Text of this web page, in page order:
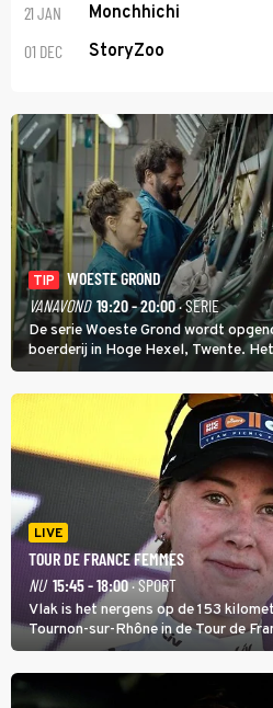
21 JAN Monchhichi
01 DEC StoryZoo
TIP
WOESTE GROND
VANAVOND 19:20 - 20:00· SERIE
De serie Woeste Grond wordt
boerderij in Hoge Hexel, Twente.
koeien moest sluiten, omdat het
ligt. In de serie heerst er een
LIVE
TOUR DE FRANCE FEMMES
NU 15:45 - 18:00· SPORT
Vlak is het nergens op de 153
Tournon-sur-Rhône in de Tour de
kans voor Nienke Vinke, die vorig